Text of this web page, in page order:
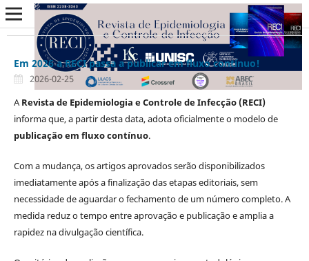
Em 2026 a RECI passa a publicar em fluxo contínuo!
2026-02-25
ARevista de Epidemiologia e Controle de Infecção (RECI)
informa que, a partir desta data, adota oficialmente o modelo de
publicação em fluxo contínuo.
Com a mudança, os artigos aprovados serão disponibilizados
imediatamente após a finalização das etapas editoriais, sem
necessidade de aguardar o fechamento de um número completo. A
medida reduz o tempo entre aprovação e publicação e amplia a
rapidez na divulgação científica.